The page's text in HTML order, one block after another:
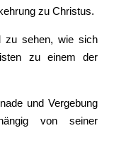
zu Christus.
zu sehen, wie sich
zu einem der
und Vergebung
von seiner